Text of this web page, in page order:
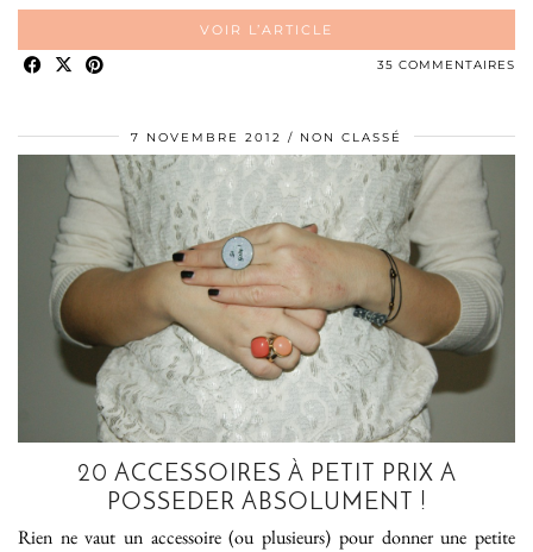
VOIR L’ARTICLE
35 COMMENTAIRES
7 NOVEMBRE 2012 NON CLASSÉ
20 ACCESSOIRES À PETIT PRIX A
POSSEDER ABSOLUMENT !
Rien ne vaut un accessoire (ou plusieurs) pour donner une petite